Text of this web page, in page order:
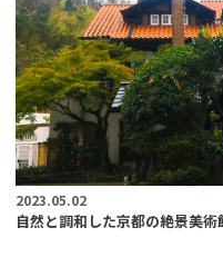
2023.05.02
自然と調和した京都の絶景美